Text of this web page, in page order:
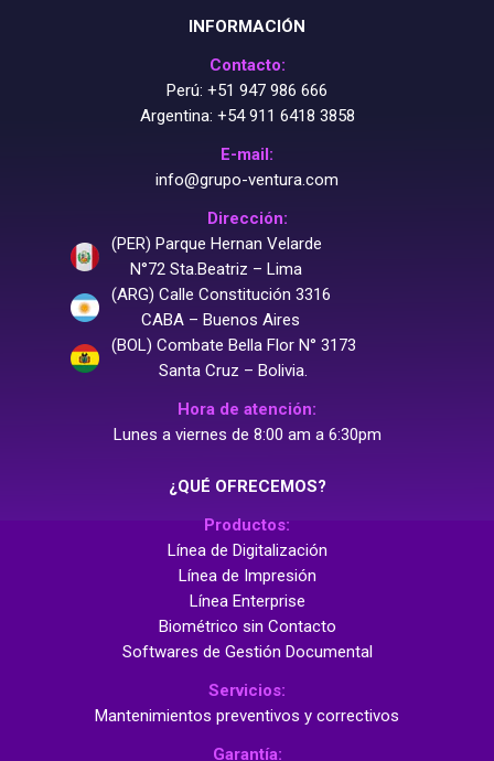
INFORMACIÓN
Contacto:
Perú: +51 947 986 666
Argentina: +54 911 6418 3858
E-mail:
info@grupo-ventura.com
Dirección:
(PER) Parque Hernan Velarde
N°72 Sta.Beatriz – Lima
(ARG) Calle Constitución 3316
CABA – Buenos Aires
(BOL) Combate Bella Flor N° 3173
Santa Cruz – Bolivia.
Hora de atención:
Lunes a viernes de 8:00 am a 6:30pm
¿QUÉ OFRECEMOS?
Productos:
Línea de Digitalización
Línea de Impresión
Línea Enterprise
Biométrico sin Contacto
Softwares de Gestión Documental
Servicios:
Mantenimientos preventivos y correctivos
Garantía: